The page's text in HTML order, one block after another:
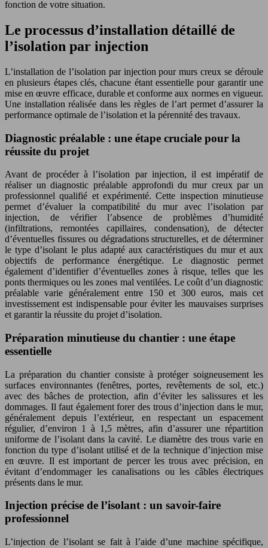
fonction de votre situation.
Le processus d’installation détaillé de
l’isolation par injection
L’installation de l’isolation par injection pour murs creux se déroule
en plusieurs étapes clés, chacune étant essentielle pour garantir une
mise en œuvre efficace, durable et conforme aux normes en vigueur.
Une installation réalisée dans les règles de l’art permet d’assurer la
performance optimale de l’isolation et la pérennité des travaux.
Diagnostic préalable : une étape cruciale pour la
réussite du projet
Avant de procéder à l’isolation par injection, il est impératif de
réaliser un diagnostic préalable approfondi du mur creux par un
professionnel qualifié et expérimenté. Cette inspection minutieuse
permet d’évaluer la compatibilité du mur avec l’isolation par
injection, de vérifier l’absence de problèmes d’humidité
(infiltrations, remontées capillaires, condensation), de détecter
d’éventuelles fissures ou dégradations structurelles, et de déterminer
le type d’isolant le plus adapté aux caractéristiques du mur et aux
objectifs de performance énergétique. Le diagnostic permet
également d’identifier d’éventuelles zones à risque, telles que les
ponts thermiques ou les zones mal ventilées. Le coût d’un diagnostic
préalable varie généralement entre 150 et 300 euros, mais cet
investissement est indispensable pour éviter les mauvaises surprises
et garantir la réussite du projet d’isolation.
Préparation minutieuse du chantier : une étape
essentielle
La préparation du chantier consiste à protéger soigneusement les
surfaces environnantes (fenêtres, portes, revêtements de sol, etc.)
avec des bâches de protection, afin d’éviter les salissures et les
dommages. Il faut également forer des trous d’injection dans le mur,
généralement depuis l’extérieur, en respectant un espacement
régulier, d’environ 1 à 1,5 mètres, afin d’assurer une répartition
uniforme de l’isolant dans la cavité. Le diamètre des trous varie en
fonction du type d’isolant utilisé et de la technique d’injection mise
en œuvre. Il est important de percer les trous avec précision, en
évitant d’endommager les canalisations ou les câbles électriques
présents dans le mur.
Injection précise de l’isolant : un savoir-faire
professionnel
L’injection de l’isolant se fait à l’aide d’une machine spécifique,